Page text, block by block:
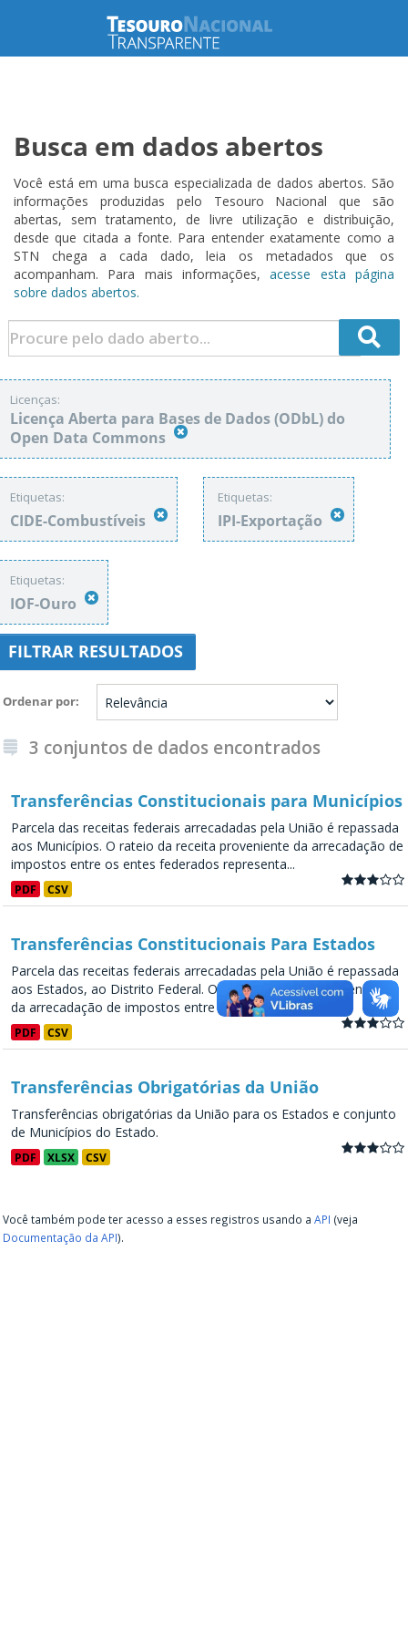
Busca em dados abertos
Você está em uma busca especializada de dados abertos. São
informações produzidas pelo Tesouro Nacional que são
abertas, sem tratamento, de livre utilização e distribuição,
desde que citada a fonte. Para entender exatamente como a
STN chega a cada dado, leia os metadados que os
acompanham. Para mais informações,acesse esta página
sobre dados abertos.
Licenças:
Licença Aberta para Bases de Dados (ODbL) do
Open Data Commons
Etiquetas:
CIDE-Combustíveis
Etiquetas:
IPI-Exportação
Etiquetas:
IOF-Ouro
FILTRAR RESULTADOS
Ordenar por
3 conjuntos de dados encontrados
Transferências Constitucionais para Municípios
Parcela das receitas federais arrecadadas pela União é repassada
aos Municípios. O rateio da receita proveniente da arrecadação de
impostos entre os entes federados representa...
PDF CSV
Transferências Constitucionais Para Estados
Parcela das receitas federais arrecadadas pela União é repassada
aos Estados, ao Distrito Federal. O rateio da receita proveniente
da arrecadação de impostos entre os entes...
PDF CSV
Transferências Obrigatórias da União
Transferências obrigatórias da União para os Estados e conjunto
de Municípios do Estado.
PDF XLSX CSV
Você também pode ter acesso a esses registros usando a API (veja
Documentação da API).